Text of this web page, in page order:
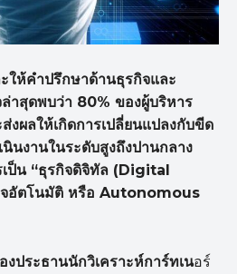
ให้คำปรึกษาด้านธุรกิจและ
ล่าสุดพบว่า 80% ของผู้บริหาร
ส่งผลให้เกิดการเปลี่ยนแปลงกับขีด
นงานในระดับสูงถึงปานกลาง
ป็น “ธุรกิจดิจิทัล (Digital
อัตโนมัติ หรือ Autonomous
งประธานนักวิเคราะห์การ์ทเนอร์